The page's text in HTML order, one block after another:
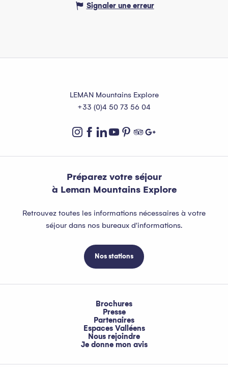
Signaler une erreur
LEMAN Mountains Explore
+33 (0)4 50 73 56 04
Préparez votre séjour
à Leman Mountains Explore
Retrouvez toutes les informations nécessaires à votre
séjour dans nos bureaux d'informations.
Nos stations
Brochures
Presse
Partenaires
Espaces Valléens
Nous rejoindre
Je donne mon avis